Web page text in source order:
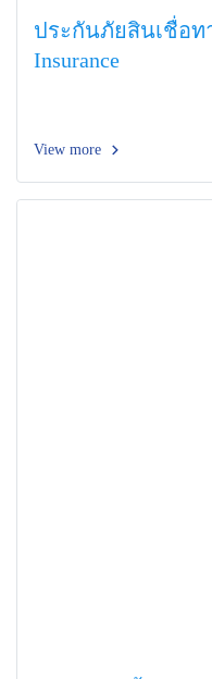
ประกันภัยสินเชื่อท
Insurance
View more